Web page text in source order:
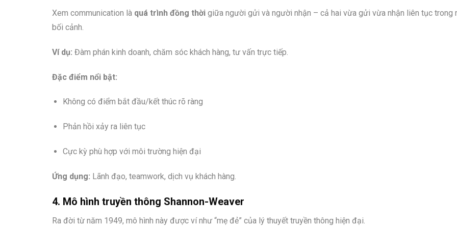
Xem communication là quá trình đồng thời giữa người gửi và người nhận – cả hai vừa gửi vừa nhận liên tục trong
bối cảnh.
Ví dụ: Đàm phán kinh doanh, chăm sóc khách hàng, tư vấn trực tiếp.
Đặc điểm nổi bật:
Không có điểm bắt đầu/kết thúc rõ ràng
Phản hồi xảy ra liên tục
Cực kỳ phù hợp với môi trường hiện đại
Ứng dụng: Lãnh đạo, teamwork, dịch vụ khách hàng.
4. Mô hình truyền thông Shannon-Weaver
Ra đời từ năm 1949, mô hình này được ví như “mẹ đẻ” của lý thuyết truyền thông hiện đại.